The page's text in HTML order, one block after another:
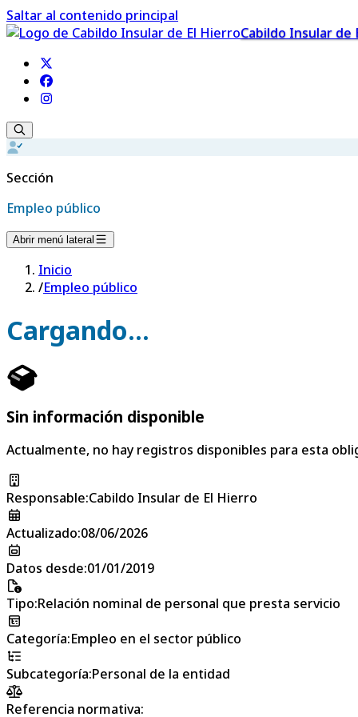
Saltar al contenido principal
Cabildo Insular de
Sección
Empleo público
Abrir menú lateral
Inicio
/Empleo público
Cargando...
Sin información disponible
Actualmente, no hay registros disponibles para esta
Responsable:Cabildo Insular de El Hierro
Actualizado:08/06/2026
Datos desde:01/01/2019
Tipo:Relación nominal de personal que presta servicio
Categoría:Empleo en el sector público
Subcategoría:Personal de la entidad
Referencia normativa: